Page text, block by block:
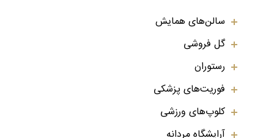
سالن‌های همایش
گل فروشی
رستوران
فوریت‌های پزشکی
کلوپ‌های ورزشی
آرایشگاه مردانه